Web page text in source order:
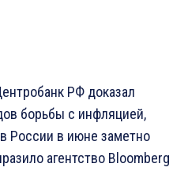
РФ доказал
борьбы с инфляцией,
России в июне заметно
агентство Bloomberg